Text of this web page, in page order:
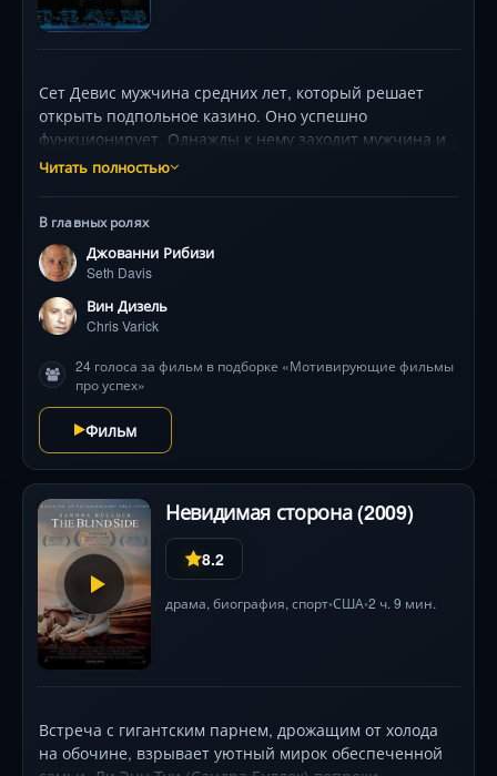
Сет Девис мужчина средних лет, который решает
открыть подпольное казино. Оно успешно
функционирует. Однажды к нему заходит мужчина и
предлагает работу в одной брокерской компании. Он
душу. Ее уже никогда не получится вернуть. Деньги
определенно не стоили того.
Читать полностью
В главных ролях
Джованни Рибизи
Seth Davis
Вин Дизель
Chris Varick
24 голоса за фильм в подборке «Мотивирующие фильмы
про успех»
Фильм
Невидимая сторона (2009)
8.2
драма, биография, спорт•США•2 ч. 9 мин.
Встреча с гигантским парнем, дрожащим от холода
на обочине, взрывает уютный мирок обеспеченной